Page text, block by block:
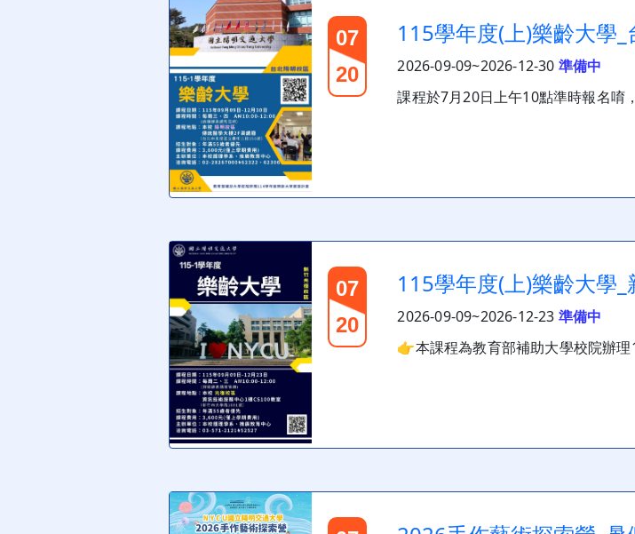
07
20
115學年度(上)樂齡大學
2026-09-09~2026-12-30 準備中
課程於7月20日上午10點準時報名唷
07
20
115學年度(上)樂齡大學
2026-09-09~2026-12-23 準備中
👉本課程為教育部補助大學校院辦理